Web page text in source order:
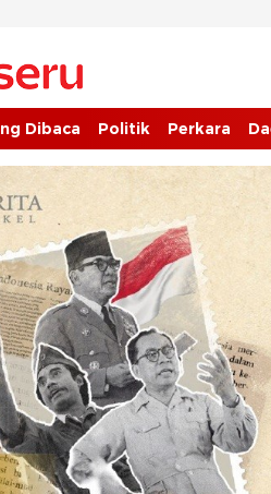
Dibaca
Dibaca Politik Perkara